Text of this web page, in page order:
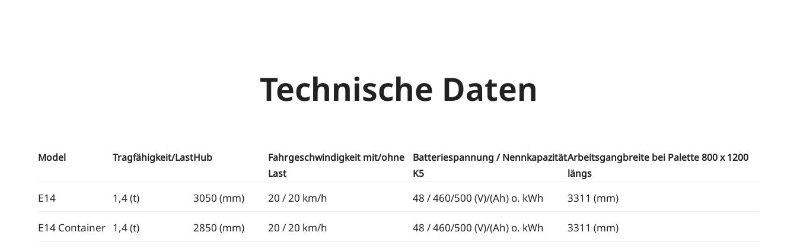
Technische Daten
Model Tragfähigkeit/LastHub
Fahrgeschwindigkeit mit/ohne
Last
Batteriespannung / Nennkapazität
K5
Arbeitsgangbreite bei Palette 800 x 1200
längs
E14 1,4 (t) 3050 (mm) 20 / 20 km/h 48 / 460/500 (V)/(Ah) o. kWh 3311 (mm)
E14 Container 1,4 (t) 2850 (mm) 20 / 20 km/h 48 / 460/500 (V)/(Ah) o. kWh 3311 (mm)